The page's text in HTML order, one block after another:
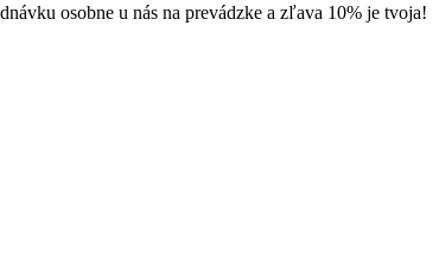
osobne u nás na prevádzke a zľava 10% je tvoja!